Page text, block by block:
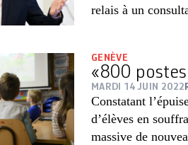
relais à un
GENÈVE
«800 postes
MARDI 14 JUIN 2022
Constatant
d’élèves en
massive de